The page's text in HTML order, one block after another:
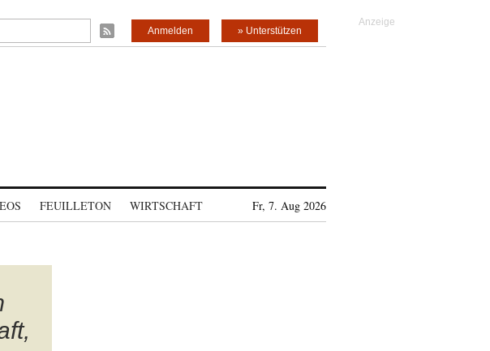
» Unterstützen
Anmelden
FEUILLETON WIRTSCHAFT Fr, 7. Aug 2026